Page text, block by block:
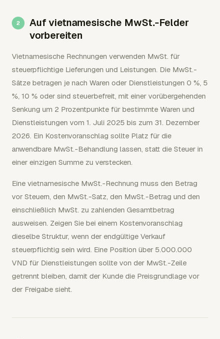
Auf vietnamesische MwSt.-Felder
vorbereiten
Vietnamesische Rechnungen verwenden MwSt. für
steuerpflichtige Lieferungen und Leistungen. Die MwSt.-
Sätze betragen je nach Waren oder Dienstleistungen 0 %, 5
%, 10 % oder sind steuerbefreit, mit einer vorübergehenden
Senkung um 2 Prozentpunkte für bestimmte Waren und
Dienstleistungen vom 1. Juli 2025 bis zum 31. Dezember
2026. Ein Kostenvoranschlag sollte Platz für die
anwendbare MwSt.-Behandlung lassen, statt die Steuer in
einer einzigen Summe zu verstecken.
Eine vietnamesische MwSt.-Rechnung muss den Betrag
vor Steuern, den MwSt.-Satz, den MwSt.-Betrag und den
einschließlich MwSt. zu zahlenden Gesamtbetrag
ausweisen. Zeigen Sie bei einem Kostenvoranschlag
dieselbe Struktur, wenn der endgültige Verkauf
steuerpflichtig sein wird. Eine Position über 5.000.000
VND für Dienstleistungen sollte von der MwSt.-Zeile
getrennt bleiben, damit der Kunde die Preisgrundlage vor
der Freigabe sieht.